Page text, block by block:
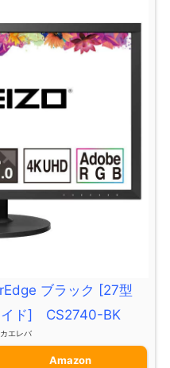
ブラック [27型
ド] CS2740-BK
カエレバ
Amazon